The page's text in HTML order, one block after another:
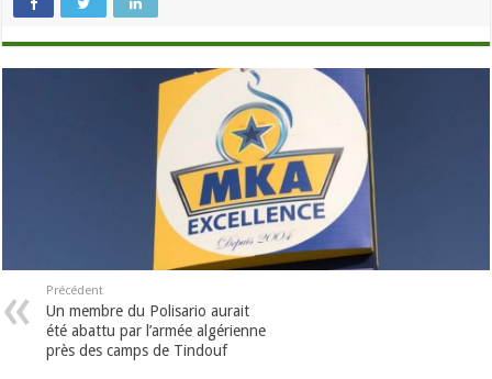
Précédent
Un membre du Polisario aurait
été abattu par l’armée algérienne
près des camps de Tindouf